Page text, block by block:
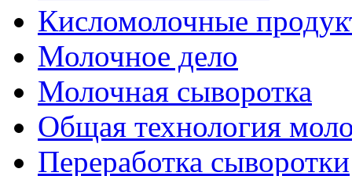
Кисломолочные
Молочное дело
Молочная сыворотка
Общая технология
Переработка сыворотки